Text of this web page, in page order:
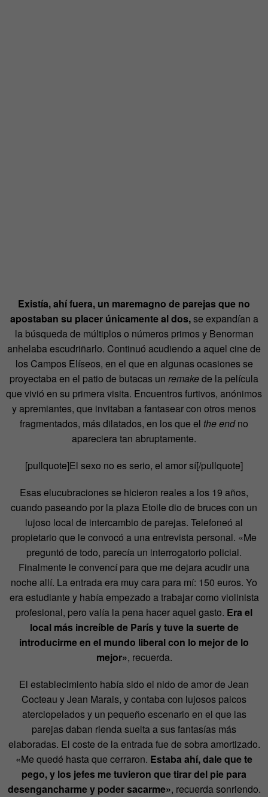
Existía, ahí fuera, un maremagno de parejas que no
apostaban su placer únicamente al dos,se expandían a
la búsqueda de múltiplos o números primos y Benorman
anhelaba escudriñarlo. Continuó acudiendo a aquel cine de
los Campos Elíseos, en el que en algunas ocasiones se
proyectaba en el patio de butacas un remakede la película
que vivió en su primera visita. Encuentros furtivos, anónimos
y apremiantes, que invitaban a fantasear con otros menos
fragmentados, más dilatados, en los que el the endno
apareciera tan abruptamente.
[pullquote]El sexo no es serio, el amor sí[/pullquote]
Esas elucubraciones se hicieron reales a los 19 años,
cuando paseando por la plaza Etoile dio de bruces con un
lujoso local de intercambio de parejas. Telefoneó al
propietario que le convocó a una entrevista personal. «Me
preguntó de todo, parecía un interrogatorio policial.
Finalmente le convencí para que me dejara acudir una
noche allí. La entrada era muy cara para mí: 150 euros. Yo
era estudiante y había empezado a trabajar como violinista
profesional, pero valía la pena hacer aquel gasto. Era el
local más increíble de París y tuve la suerte de
introducirme en el mundo liberal con lo mejor de lo
mejor», recuerda.
El establecimiento había sido el nido de amor de Jean
Cocteau y Jean Marais, y contaba con lujosos palcos
aterciopelados y un pequeño escenario en el que las
parejas daban rienda suelta a sus fantasías más
elaboradas. El coste de la entrada fue de sobra amortizado.
«Me quedé hasta que cerraron. Estaba ahí, dale que te
pego, y los jefes me tuvieron que tirar del pie para
desengancharme y poder sacarme», recuerda sonriendo.